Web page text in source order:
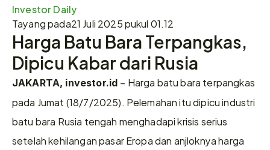
Investor Daily
Tayang pada21 Juli 2025 pukul 01.12
Harga Batu Bara Terpangkas,
Dipicu Kabar dari Rusia
JAKARTA, investor.id – Harga batu bara terpangkas
pada Jumat (18/7/2025). Pelemahan itu dipicu industri
batu bara Rusia tengah menghadapi krisis serius
setelah kehilangan pasar Eropa dan anjloknya harga